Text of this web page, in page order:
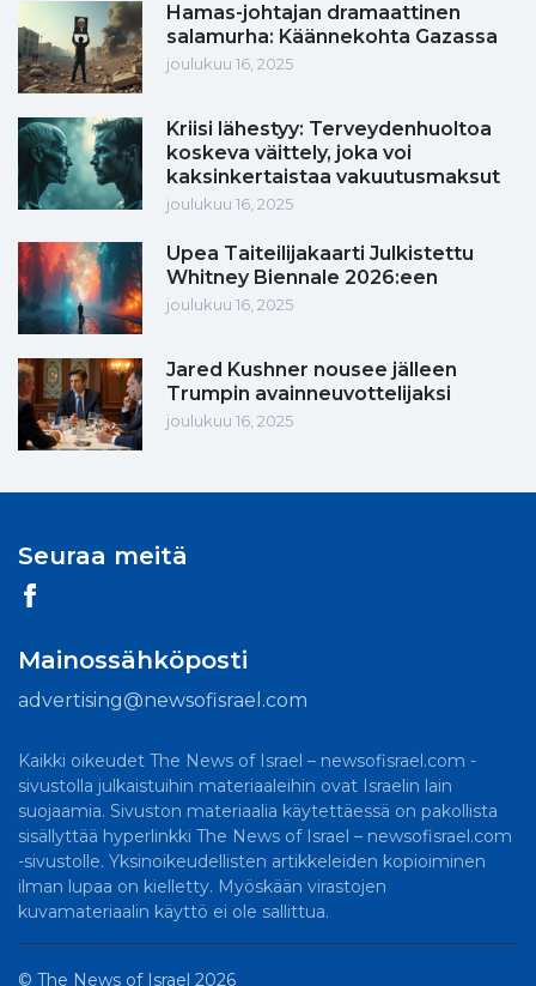
Hamas-johtajan dramaattinen
salamurha: Käännekohta Gazassa
joulukuu 16, 2025
Kriisi lähestyy: Terveydenhuoltoa
koskeva väittely, joka voi
kaksinkertaistaa vakuutusmaksut
joulukuu 16, 2025
Upea Taiteilijakaarti Julkistettu
Whitney Biennale 2026:een
joulukuu 16, 2025
Jared Kushner nousee jälleen
Trumpin avainneuvottelijaksi
joulukuu 16, 2025
Seuraa meitä
Mainossähköposti
advertising@newsofisrael.com
Kaikki oikeudet The News of Israel – newsofisrael.com -
sivustolla julkaistuihin materiaaleihin ovat Israelin lain
suojaamia. Sivuston materiaalia käytettäessä on pakollista
sisällyttää hyperlinkki The News of Israel – newsofisrael.com
-sivustolle. Yksinoikeudellisten artikkeleiden kopioiminen
ilman lupaa on kielletty. Myöskään virastojen
kuvamateriaalin käyttö ei ole sallittua.
© The News of Israel 2026